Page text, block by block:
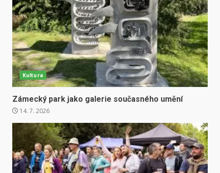
Kultura
Zámecký park jako galerie současného umění
14. 7. 2026